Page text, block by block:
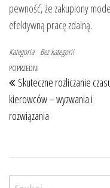
pewność, że zakupiony
efektywną pracę zdalną.
Kategoria Bez kategorii
Nawigacja
Poprzedni wpis
POPRZEDNI
Skuteczne rozliczanie
kierowców – wyzwania i
rozwiązania
Szukaj: